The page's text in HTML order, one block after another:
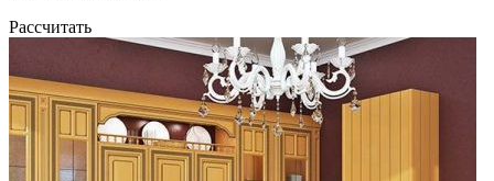
Рассчитать